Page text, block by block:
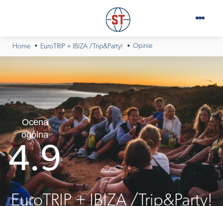
Home EuroTRIP + IBIZA /Trip&Party! Opinie
Ocena
ogólna
4.9
EuroTRIP + IBIZA /Trip&Party!